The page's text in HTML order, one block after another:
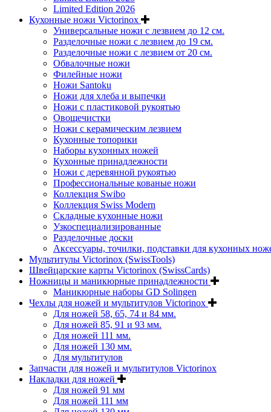
Limited Edition 2026
Кухонные ножи Victorinox
Универсальные ножи с лезвием до 12 см.
Разделочные ножи с лезвием до 19 см.
Разделочные ножи с лезвием от 20 см.
Обвалочные ножи
Филейные ножи
Ножи Santoku
Ножи для хлеба и выпечки
Ножи с пластиковой рукоятью
Овощечистки
Ножи с керамическим лезвием
Кухонные топорики
Наборы кухонных ножей
Кухонные принадлежности
Ножи с деревянной рукоятью
Профессиональные кованые ножи
Коллекция Swibo
Коллекция Swiss Modern
Складные кухонные ножи
Узкоспециализированные
Разделочные доски
Аксессуары, точилки, подставки для кухонных
Мультитулы Victorinox (SwissTools)
Швейцарские карты Victorinox (SwissCards)
Ножницы и маникюрные принадлежности
Маникюрные наборы GD Solingen
Чехлы для ножей и мультитулов Victorinox
Для ножей 58, 65, 74 и 84 мм.
Для ножей 85, 91 и 93 мм.
Для ножей 111 мм.
Для ножей 130 мм.
Для мультитулов
Запчасти для ножей и мультитулов Victorinox
Накладки для ножей
Для ножей 91 мм
Для ножей 111 мм